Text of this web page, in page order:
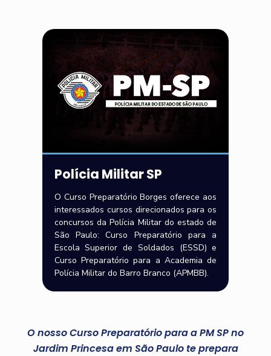
Polícia Militar SP
O Curso Preparatório Borges oferece aos
interessados cursos direcionados para os
concursos da Polícia Militar do estado de
São Paulo: Curso Preparatório para a
Escola Superior de Soldados (ESSD) e
Curso Preparatório para a Academia de
Polícia Militar do Barro Branco (APMBB).
O nosso Curso Preparatório para a PM SP no
Jardim Princesa em São Paulo te prepara